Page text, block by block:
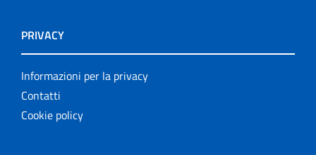
PRIVACY
Informazioni per la privacy
Contatti
Cookie policy